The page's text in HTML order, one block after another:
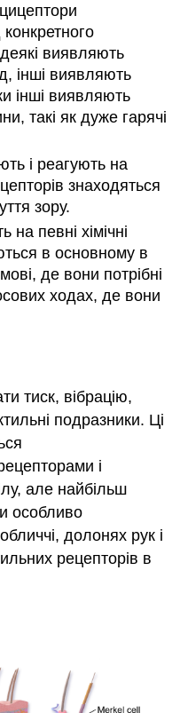
виявляють
інші виявляють
інші виявляють
такі як дуже гарячі
і реагують на
знаходяться
зору.
на певні хімічні
в основному в
де вони потрібні
ходах, де вони
тиск, вібрацію,
подразники. Ці
і
але найбільш
особливо
долонях рук і
рецепторів в